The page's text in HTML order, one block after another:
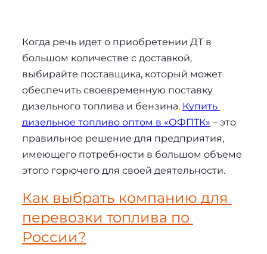
Когда речь идет о приобретении ДТ в
большом количестве с доставкой,
выбирайте поставщика, который может
обеспечить своевременную поставку
дизельного топлива и бензина. Купить
дизельное топливо оптом в «ОФПТК» – это
правильное решение для предприятия,
имеющего потребности в большом объеме
этого горючего для своей деятельности.
Как выбрать компанию для
перевозки топлива по
России?